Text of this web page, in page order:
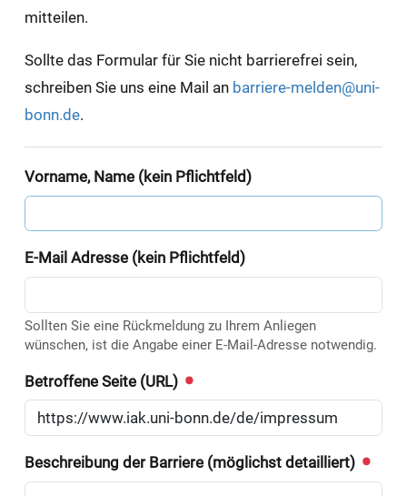
mitteilen.
Sollte das Formular für Sie nicht barrierefrei sein,
schreiben Sie uns eine Mail an barriere-melden@uni-
bonn.de.
Vorname, Name (kein Pflichtfeld)
E-Mail Adresse (kein Pflichtfeld)
Sollten Sie eine Rückmeldung zu Ihrem Anliegen
wünschen, ist die Angabe einer E-Mail-Adresse notwendig.
Betroffene Seite (URL)
Beschreibung der Barriere (möglichst detailliert)